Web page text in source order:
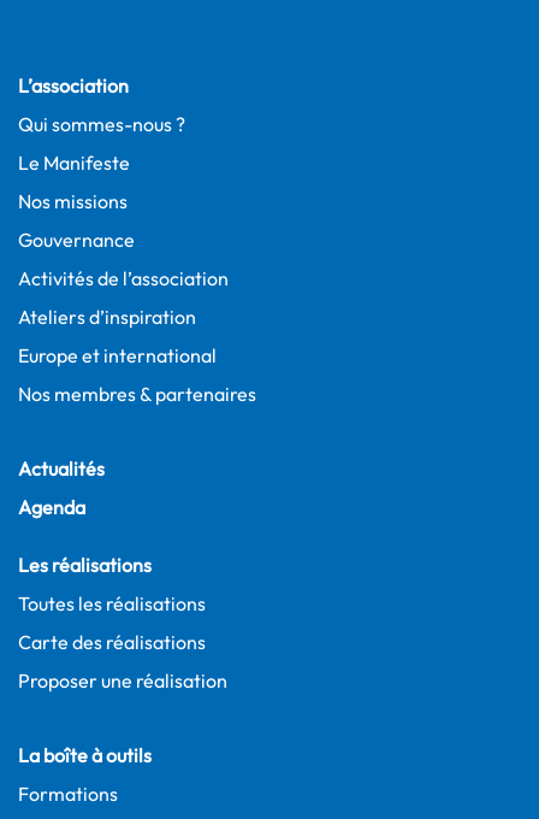
L’association
Qui sommes-nous ?
Le Manifeste
Nos missions
Gouvernance
Activités de l’association
Ateliers d’inspiration
Europe et international
Nos membres & partenaires
Actualités
Agenda
Les réalisations
Toutes les réalisations
Carte des réalisations
Proposer une réalisation
La boîte à outils
Formations